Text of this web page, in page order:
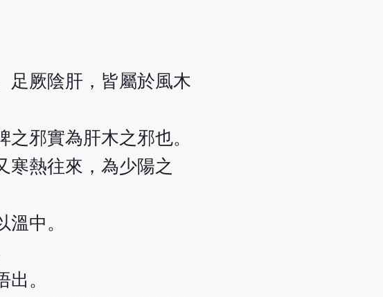
足厥陰肝，皆屬於風木
邪實為肝木之邪也。
寒熱往來，為少陽之
中。
。